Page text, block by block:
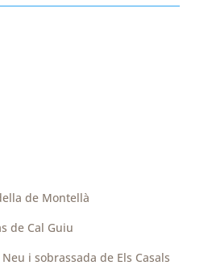
de Montellà
de Cal Guiu
i sobrassada de Els Casals